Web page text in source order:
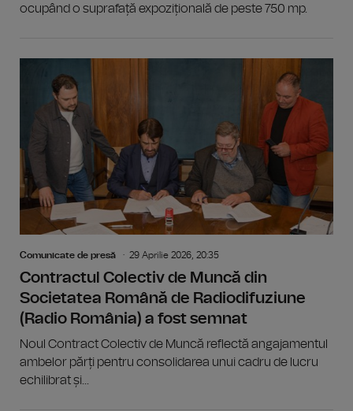
ocupând o suprafață expozițională de peste 750 mp.
Comunicate de presă 29 Aprilie 2026, 20:35
Contractul Colectiv de Muncă din
Societatea Română de Radiodifuziune
(Radio România) a fost semnat
Noul Contract Colectiv de Muncă reflectă angajamentul
ambelor părți pentru consolidarea unui cadru de lucru
echilibrat și...